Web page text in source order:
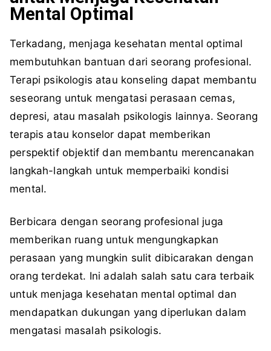
Mental Optimal
Terkadang, menjaga kesehatan mental optimal
membutuhkan bantuan dari seorang profesional.
Terapi psikologis atau konseling dapat membantu
seseorang untuk mengatasi perasaan cemas,
depresi, atau masalah psikologis lainnya. Seorang
terapis atau konselor dapat memberikan
perspektif objektif dan membantu merencanakan
langkah-langkah untuk memperbaiki kondisi
mental.
Berbicara dengan seorang profesional juga
memberikan ruang untuk mengungkapkan
perasaan yang mungkin sulit dibicarakan dengan
orang terdekat. Ini adalah salah satu cara terbaik
untuk menjaga kesehatan mental optimal dan
mendapatkan dukungan yang diperlukan dalam
mengatasi masalah psikologis.